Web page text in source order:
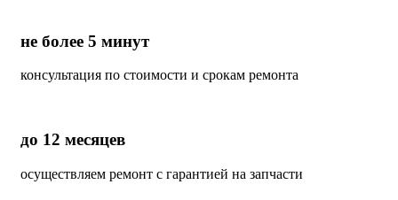
не более 5 минут
консультация по стоимости и срокам ремонта
до 12 месяцев
осуществляем ремонт с гарантией на запчасти